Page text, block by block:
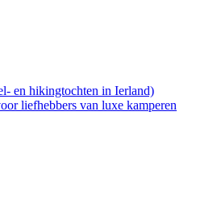
en hikingtochten in Ierland)
liefhebbers van luxe kamperen